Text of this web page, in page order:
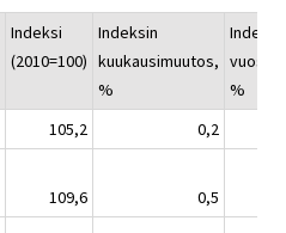
Indeksi
(2010=100)
Indeksin
kuukausimuutos,
%
%
105,2
0,2
109,6
0,5